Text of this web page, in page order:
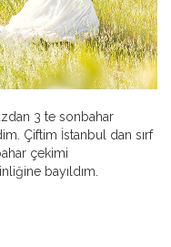
3 te sonbahar
Çiftim İstanbul dan sırf
çekimi
bayıldım.